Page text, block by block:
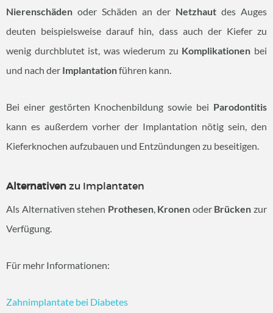
Nierenschäden oder Schäden an der Netzhaut des Auges
deuten beispielsweise darauf hin, dass auch der Kiefer zu
wenig durchblutet ist, was wiederum zu Komplikationen bei
und nach der Implantationführen kann.
Bei einer gestörten Knochenbildung sowie bei Parodontitis
kann es außerdem vorher der Implantation nötig sein, den
Kieferknochen aufzubauen und Entzündungen zu beseitigen.
Alternativen zu Implantaten
Als Alternativen stehen Prothesen, Kronen oder Brücken zur
Verfügung.
Für mehr Informationen:
Zahnimplantate bei Diabetes